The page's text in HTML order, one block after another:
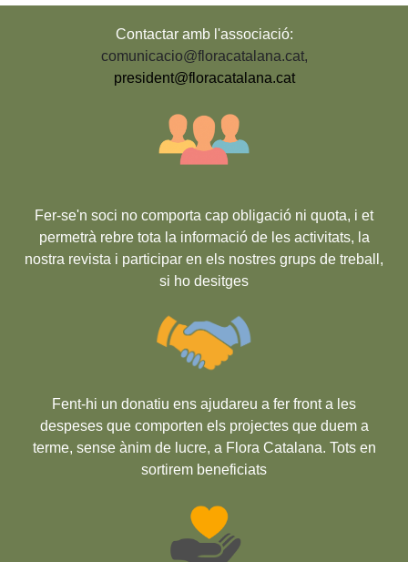
Contactar amb l'associació:
comunicacio@floracatalana.cat,
president@floracatalana.cat
Fer-se'n soci no comporta cap obligació ni quota, i et
permetrà rebre tota la informació de les activitats, la
nostra revista i participar en els nostres grups de treball,
si ho desitges
Fent-hi un donatiu ens ajudareu a fer front a les
despeses que comporten els projectes que duem a
terme, sense ànim de lucre, a Flora Catalana. Tots en
sortirem beneficiats